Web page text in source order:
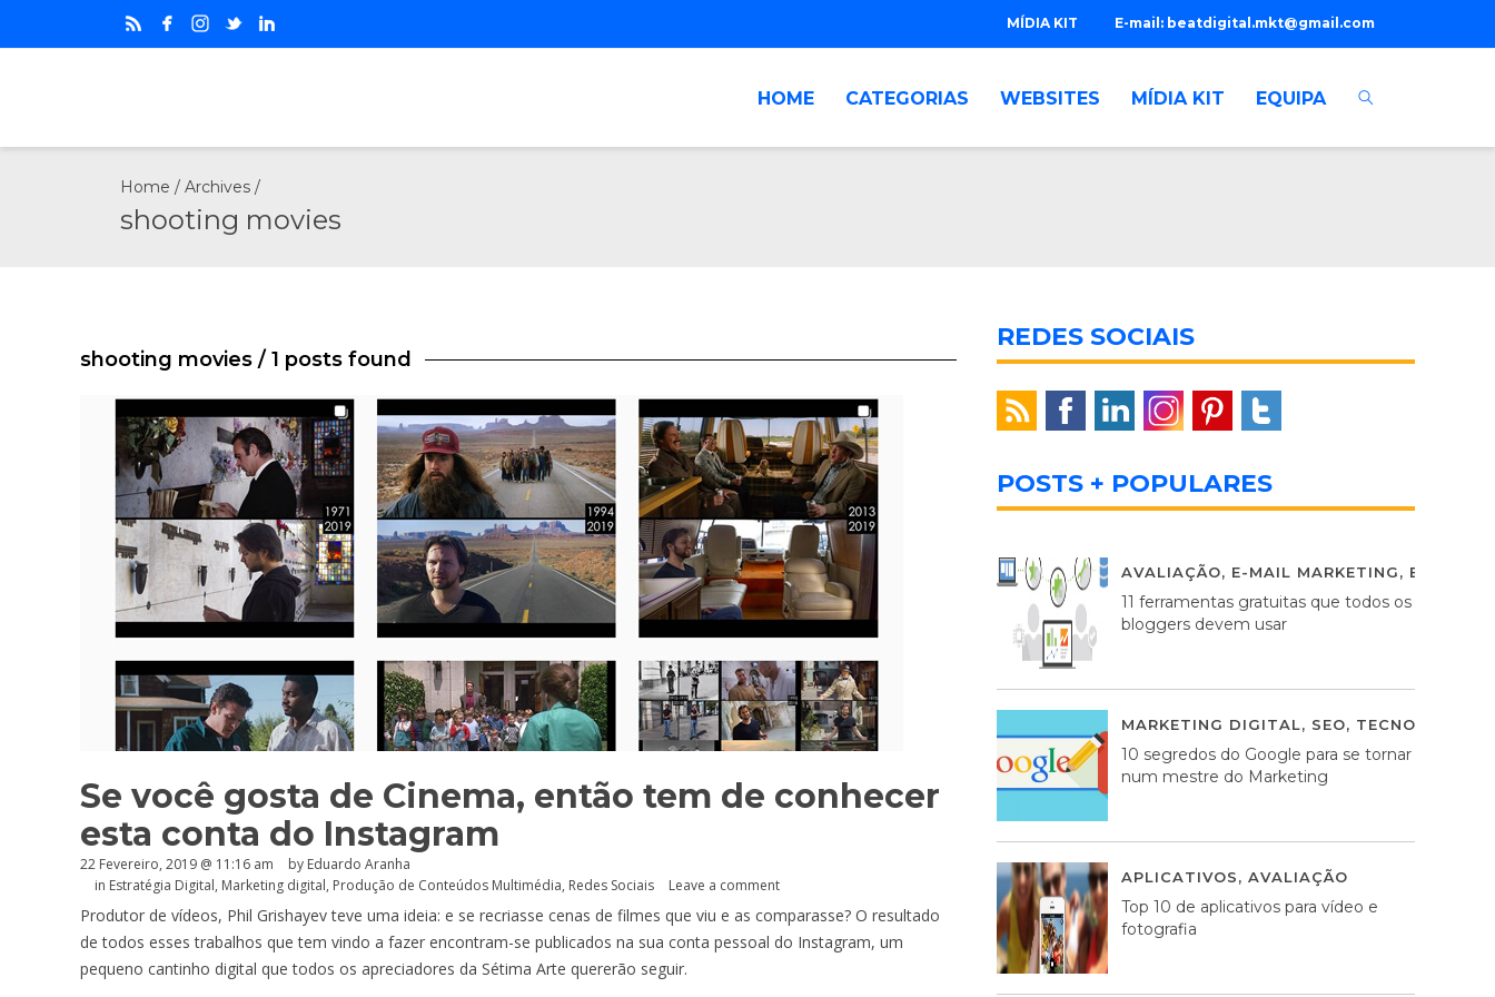
E-mail: beatdigital.mkt@gmail.com
MÍDIA KIT
HOME CATEGORIAS WEBSITES MÍDIA KIT EQUIPA
Home / Archives /
shooting movies
shooting movies / 1 posts found
Se você gosta de Cinema, então tem de conhecer
esta conta do Instagram
22 Fevereiro, 2019 @ 11:16 am by Eduardo Aranha
in Estratégia Digital, Marketing digital, Produção de Conteúdos Multimédia, Redes Sociais Leave a comment
Produtor de vídeos, Phil Grishayev teve uma ideia: e se recriasse cenas de filmes que viu e as comparasse? O resultado
de todos esses trabalhos que tem vindo a fazer encontram-se publicados na sua conta pessoal do Instagram, um
pequeno cantinho digital que todos os apreciadores da Sétima Arte quererão seguir.
REDES SOCIAIS
POSTS + POPULARES
AVALIAÇÃO, E-MAIL MARKETING,
11 ferramentas gratuitas que todos os
bloggers devem usar
MARKETING DIGITAL, SEO, TECNOLOGIA
10 segredos do Google para se tornar
num mestre do Marketing
APLICATIVOS, AVALIAÇÃO
Top 10 de aplicativos para vídeo e
fotografia